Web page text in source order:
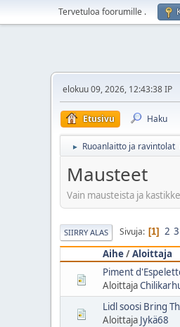
Tervetuloa foorumille .
elokuu 09, 2026, 12:43:38 IP
Etusivu Haku
► Ruoanlaitto ja ravintolat
Mausteet
Vain mausteista ja
SIIRRY ALAS Sivuja 1 2 3
Aihe/Aloittaja
Piment
Aloittaja
Lidl soosi Bring
Aloittaja Jykä68